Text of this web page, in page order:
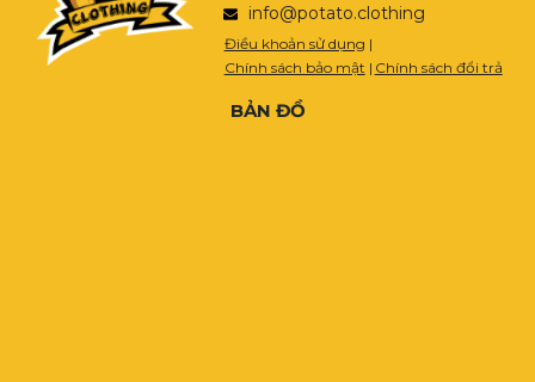
info@potato.clothing
Điều khoản sử dụng |
Chính sách bảo mật | Chính sách đổi trả
BẢN ĐỒ